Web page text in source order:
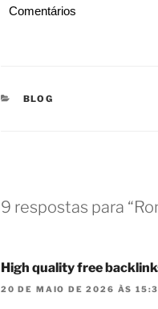
Comentários
CATEGORIAS
BLOG
9 respostas para
High quality free
20 DE MAIO DE 2026 ÀS